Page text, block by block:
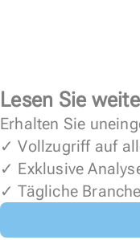
Lesen Sie
Erhalten Sie
✓ Vollzugriff auf
✓ Exklusive
✓ Tägliche